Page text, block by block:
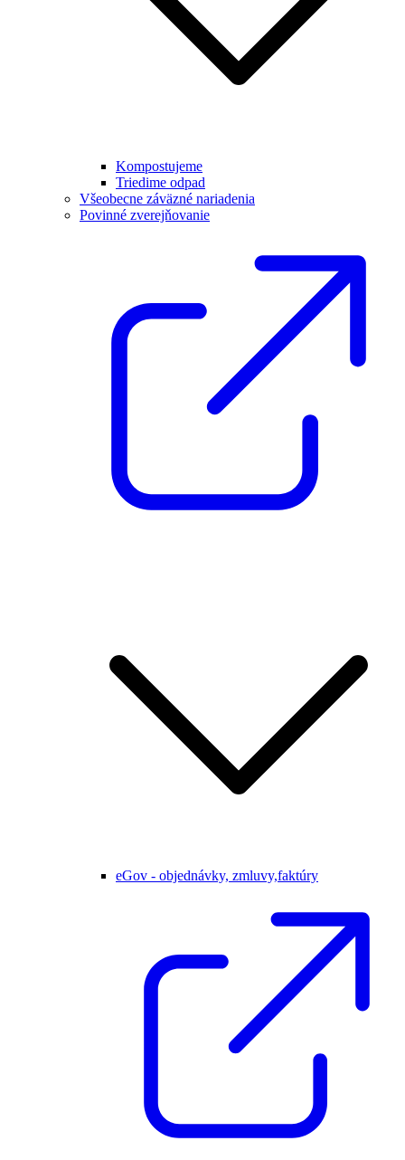
Kompostujeme
Triedime odpad
Všeobecne záväzné nariadenia
Povinné zverejňovanie
eGov - objednávky, zmluvy,faktúry